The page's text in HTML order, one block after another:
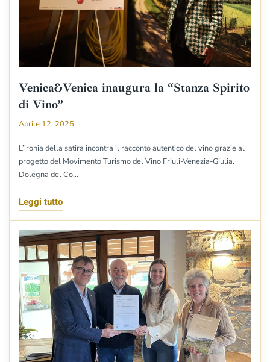
Venica&Venica inaugura la “Stanza Spirito
di Vino”
Aprile 12, 2025
L’ironia della satira incontra il racconto autentico del vino grazie al
progetto del Movimento Turismo del Vino Friuli-Venezia-Giulia.
Dolegna del Co…
Leggi tutto